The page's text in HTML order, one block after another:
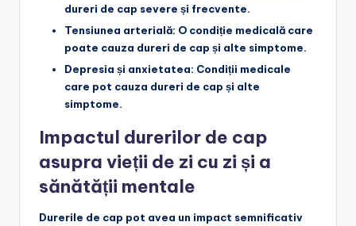
dureri de cap severe și frecvente.
Tensiunea arterială: O condiție medicală care
poate cauza dureri de cap și alte simptome.
Depresia și anxietatea: Condiții medicale
care pot cauza dureri de cap și alte
simptome.
Impactul durerilor de cap
asupra vieții de zi cu zi și a
sănătății mentale
Durerile de cap pot avea un impact semnificativ